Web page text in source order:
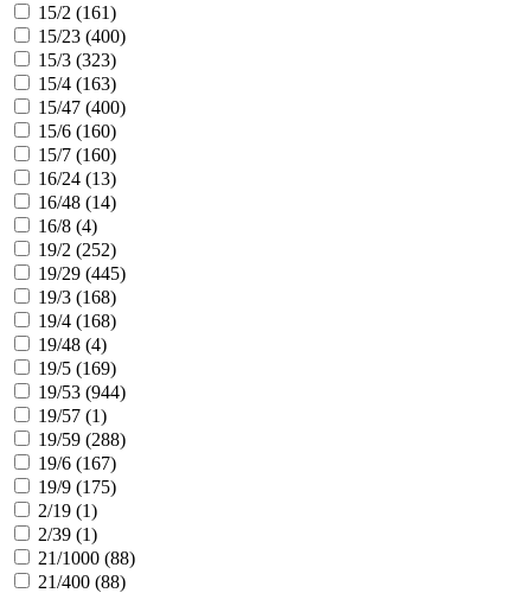
15/2 (161)
15/23 (400)
15/3 (323)
15/4 (163)
15/47 (400)
15/6 (160)
15/7 (160)
16/24 (13)
16/48 (14)
16/8 (4)
19/2 (252)
19/29 (445)
19/3 (168)
19/4 (168)
19/48 (4)
19/5 (169)
19/53 (944)
19/57 (1)
19/59 (288)
19/6 (167)
19/9 (175)
2/19 (1)
2/39 (1)
21/1000 (88)
21/400 (88)